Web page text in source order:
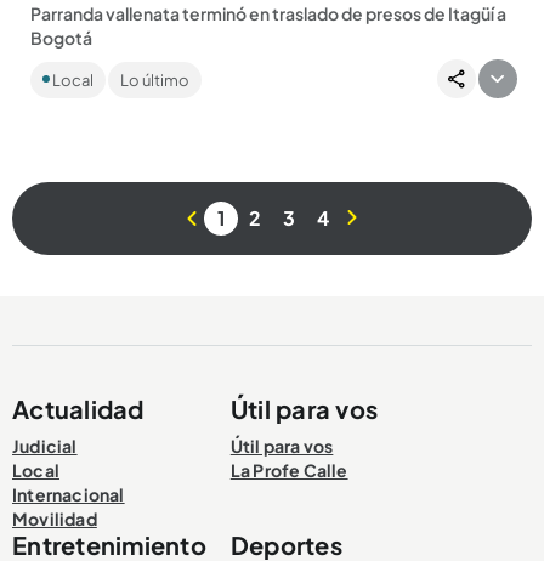
Parranda vallenata terminó en traslado de presos de Itagüí a
Bogotá
Lo que empezó como una parranda vallenata junto a Nelson
Velásquez terminó en el traslado de los reclusos de Itagüí a
Local Lo último
1 2 3 4
Actualidad
Judicial
Local
Internacional
Movilidad
Útil para vos
Útil para vos
La Profe Calle
Entretenimiento Deportes